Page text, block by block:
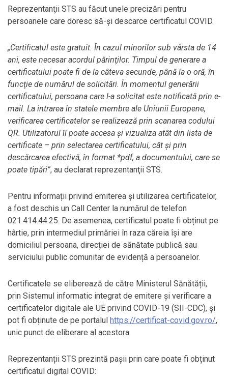
Reprezentanţii STS au făcut unele precizări pentru
persoanele care doresc să-şi descarce certificatul COVID.
„Certificatul este gratuit. În cazul minorilor sub vârsta de 14
ani, este necesar acordul părinţilor. Timpul de generare a
certificatului poate fi de la câteva secunde, până la o oră, în
funcţie de numărul de solicitări. În momentul generării
certificatului, persoana care l-a solicitat este notificată prin e-
mail. La intrarea în statele membre ale Uniunii Europene,
verificarea certificatelor se realizează prin scanarea codului
QR. Utilizatorul îl poate accesa şi vizualiza atât din lista de
certificate – prin selectarea certificatului, cât şi prin
descărcarea efectivă, în format *pdf, a documentului, care se
poate tipări”, au declarat reprezentanţii STS.
Pentru informații privind emiterea și utilizarea certificatelor,
a fost deschis un Call Center la numărul de telefon
021.414.44.25. De asemenea, certificatul poate fi obținut pe
hârtie, prin intermediul primăriei în raza căreia își are
domiciliul persoana, direcției de sănătate publică sau
serviciului public comunitar de evidență a persoanelor.
Certificatele se eliberează de către Ministerul Sănătății,
prin Sistemul informatic integrat de emitere și verificare a
certificatelor digitale ale UE privind COVID-19 (SII-CDC), și
pot fi obținute de pe portalul https://certificat-covid.gov.ro/,
unic punct de eliberare al acestora.
Reprezentanții STS prezintă pașii prin care poate fi obținut
certificatul digital COVID: